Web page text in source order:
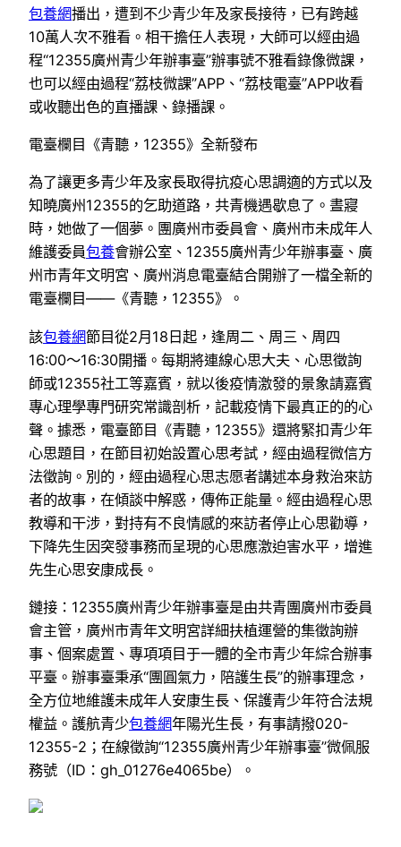
包養網播出，遭到不少青少年及家長接待，已有跨越
10萬人次不雅看。相干擔任人表現，大師可以經由過
程“12355廣州青少年辦事臺”辦事號不雅看錄像微課，
也可以經由過程“荔枝微課”APP、“荔枝電臺”APP收看
或收聽出色的直播課、錄播課。
電臺欄目《青聽，12355》全新發布
為了讓更多青少年及家長取得抗疫心思調適的方式以及
知曉廣州12355的乞助道路，共青機遇歇息了。晝寢
時，她做了一個夢。團廣州市委員會、廣州市未成年人
維護委員包養會辦公室、12355廣州青少年辦事臺、廣
州市青年文明宮、廣州消息電臺結合開辦了一檔全新的
電臺欄目——《青聽，12355》。
該包養網節目從2月18日起，逢周二、周三、周四
16:00～16:30開播。每期將連線心思大夫、心思徵詢
師或12355社工等嘉賓，就以後疫情激發的景象請嘉賓
專心理學專門研究常識剖析，記載疫情下最真正的的心
聲。據悉，電臺節目《青聽，12355》還將緊扣青少年
心思題目，在節目初始設置心思考試，經由過程微信方
法徵詢。別的，經由過程心思志愿者講述本身救治來訪
者的故事，在傾談中解惑，傳佈正能量。經由過程心思
教導和干涉，對持有不良情感的來訪者停止心思勸導，
下降先生因突發事務而呈現的心思應激迫害水平，增進
先生心思安康成長。
鏈接：12355廣州青少年辦事臺是由共青團廣州市委員
會主管，廣州市青年文明宮詳細扶植運營的集徵詢辦
事、個案處置、專項項目于一體的全市青少年綜合辦事
平臺。辦事臺秉承“團圓氣力，陪護生長”的辦事理念，
全方位地維護未成年人安康生長、保護青少年符合法規
權益。護航青少包養網年陽光生長，有事請撥020-
12355-2；在線徵詢“12355廣州青少年辦事臺”微佩服
務號（ID：gh_01276e4065be）。